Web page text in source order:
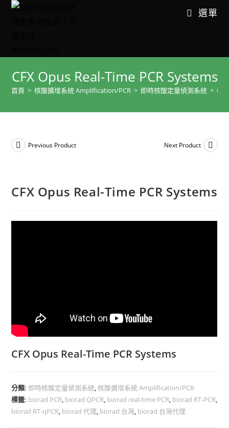
選單
CFX Opus Real-Time PCR Systems
首頁 > 核酸擴增系統 Amplification/PCR > 即時核酸定量偵測系統 >
Previous Product Next Product
CFX Opus Real-Time PCR Systems
CFX Opus Real-Time PCR Systems
分類: 即時核酸定量偵測系統 ,核酸擴增系統 Amplification/PCR
標籤: biorad PCR biorad QPCR biorad real-time PCR biorad RT-PCR
biorad RT-qPCR biorad 代理 biorad 台灣 biorad 台灣代理